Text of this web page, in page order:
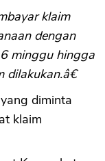
klaim
dengan
minggu hingga
diminta
klaim